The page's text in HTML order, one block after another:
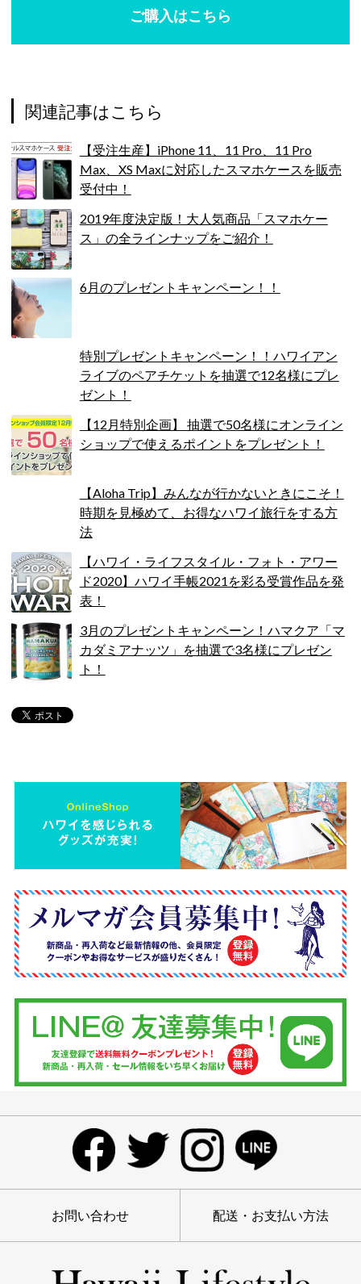
ご購入はこちら
関連記事はこちら
【受注生産】iPhone 11、11 Pro、11 Pro
Max、XS Maxに対応したスマホケースを販売
受付中！
2019年度決定版！大人気商品「スマホケー
ス」の全ラインナップをご紹介！
6月のプレゼントキャンペーン！！
特別プレゼントキャンペーン！！ハワイアン
ライブのペアチケットを抽選で12名様にプレ
ゼント！
【12月特別企画】 抽選で50名様にオンライン
ショップで使えるポイントをプレゼント！
【Aloha Trip】みんなが行かないときにこそ！
時期を見極めて、お得なハワイ旅行をする方
法
【ハワイ・ライフスタイル・フォト・アワー
ド2020】ハワイ手帳2021を彩る受賞作品を発
表！
3月のプレゼントキャンペーン！ハマクア「マ
カダミアナッツ」を抽選で3名様にプレゼン
ト！
お問い合わせ 配送・お支払い方法